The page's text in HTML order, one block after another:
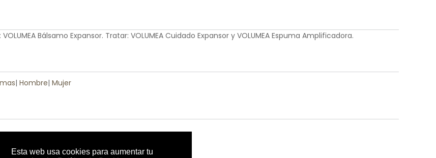
Bálsamo Expansor. Tratar: VOLUMEA Cuidado Expansor y VOLUMEA Espuma Amplificadora.
| Hombre| Mujer